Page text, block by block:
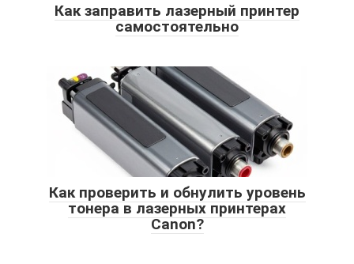
Как заправить лазерный принтер
самостоятельно
Как проверить и обнулить уровень
тонера в лазерных принтерах
Canon?